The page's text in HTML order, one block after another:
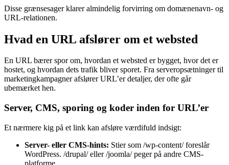
Disse grænsesager klarer almindelig forvirring om domænenavn- og
URL-relationen.
Hvad en URL afslører om et websted
En URL bærer spor om, hvordan et websted er bygget, hvor det er
hostet, og hvordan dets trafik bliver sporet. Fra serveropsætninger til
marketingkampagner afslører URL’er detaljer, der ofte går
ubemærket hen.
Server, CMS, sporing og koder inden for URL’er
Et nærmere kig på et link kan afsløre værdifuld indsigt:
Server- eller CMS-hints: Stier som /wp-content/ foreslår
WordPress. /drupal/ eller /joomla/ peger på andre CMS-
platforme.